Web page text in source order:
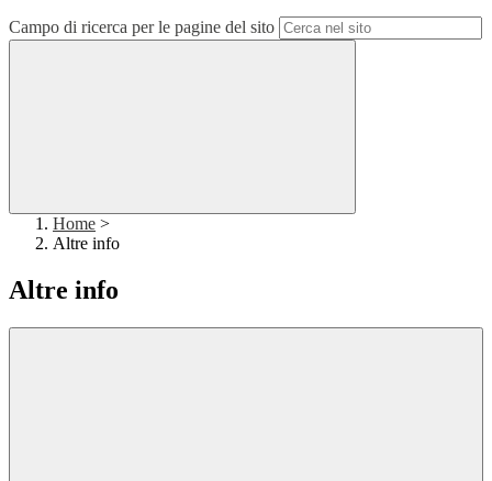
Campo di ricerca per le pagine del sito
Home >
Altre info
Altre info